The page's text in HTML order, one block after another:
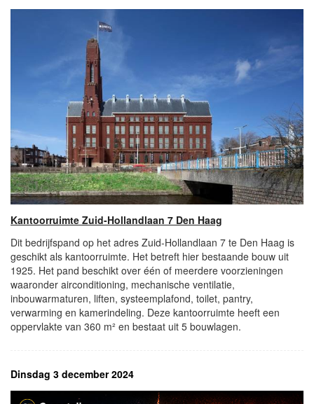
Kantoorruimte Zuid-Hollandlaan 7 Den Haag
Dit bedrijfspand op het adres Zuid-Hollandlaan 7 te Den Haag is
geschikt als kantoorruimte. Het betreft hier bestaande bouw uit
1925. Het pand beschikt over één of meerdere voorzieningen
waaronder airconditioning, mechanische ventilatie,
inbouwarmaturen, liften, systeemplafond, toilet, pantry,
verwarming en kamerindeling. Deze kantoorruimte heeft een
oppervlakte van 360 m² en bestaat uit 5 bouwlagen.
Dinsdag 3 december 2024